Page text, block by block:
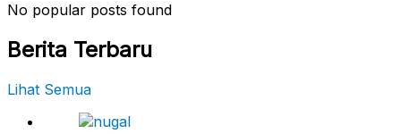
No popular posts found
Berita Terbaru
Lihat Semua